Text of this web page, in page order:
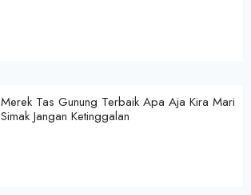
Merek Tas Gunung Terbaik Apa Aja Kira Mari
Simak Jangan Ketinggalan